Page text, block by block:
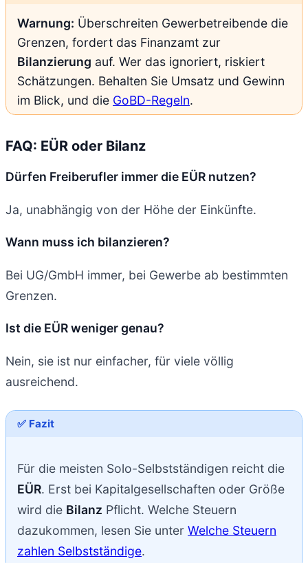
Warnung: Überschreiten Gewerbetreibende die
Grenzen, fordert das Finanzamt zur
Bilanzierung auf. Wer das ignoriert, riskiert
Schätzungen. Behalten Sie Umsatz und Gewinn
im Blick, und die GoBD-Regeln.
FAQ: EÜR oder Bilanz
Dürfen Freiberufler immer die EÜR nutzen?
Ja, unabhängig von der Höhe der Einkünfte.
Wann muss ich bilanzieren?
Bei UG/GmbH immer, bei Gewerbe ab bestimmten
Grenzen.
Ist die EÜR weniger genau?
Nein, sie ist nur einfacher, für viele völlig
ausreichend.
✅ Fazit
Für die meisten Solo-Selbstständigen reicht die
EÜR. Erst bei Kapitalgesellschaften oder Größe
wird die Bilanz Pflicht. Welche Steuern
dazukommen, lesen Sie unter Welche Steuern
zahlen Selbstständige.